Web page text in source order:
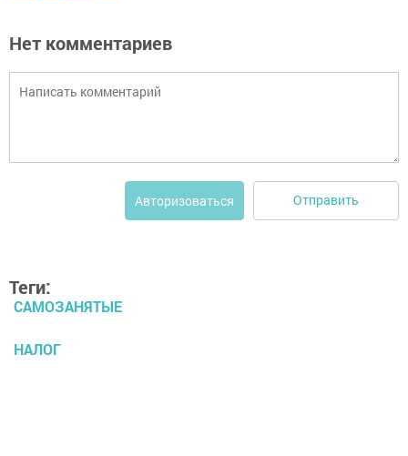
Нет комментариев
Авторизоваться Отправить
Теги:
САМОЗАНЯТЫЕ
НАЛОГ